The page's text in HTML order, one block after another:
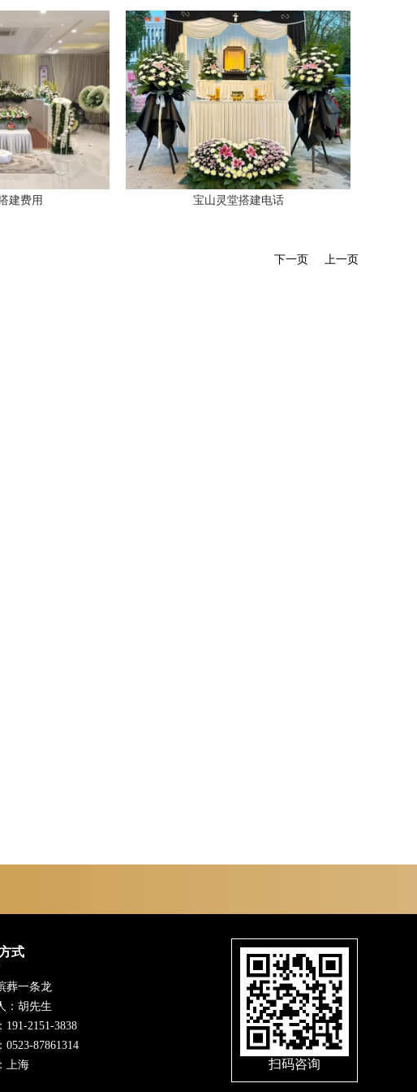
建费用 宝山灵堂搭建电话
上一页
下一页
式
葬一条龙
：胡先生
191-2151-3838
0523-87861314
上海
扫码咨询